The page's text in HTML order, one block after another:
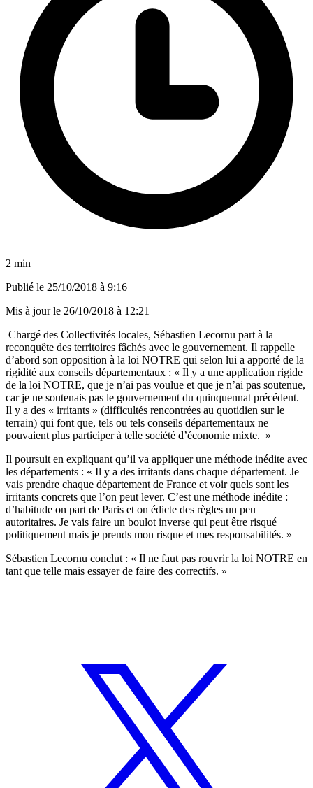
2 min
Publié le 25/10/2018 à 9:16
Mis à jour le 26/10/2018 à 12:21
Chargé des Collectivités locales, Sébastien Lecornu part à la
reconquête des territoires fâchés avec le gouvernement. Il rappelle
d’abord son opposition à la loi NOTRE qui selon lui a apporté de la
rigidité aux conseils départementaux : « Il y a une application rigide
de la loi NOTRE, que je n’ai pas voulue et que je n’ai pas soutenue,
car je ne soutenais pas le gouvernement du quinquennat précédent.
Il y a des « irritants » (difficultés rencontrées au quotidien sur le
terrain) qui font que, tels ou tels conseils départementaux ne
pouvaient plus participer à telle société d’économie mixte. »
Il poursuit en expliquant qu’il va appliquer une méthode inédite avec
les départements : « Il y a des irritants dans chaque département. Je
vais prendre chaque département de France et voir quels sont les
irritants concrets que l’on peut lever. C’est une méthode inédite :
d’habitude on part de Paris et on édicte des règles un peu
autoritaires. Je vais faire un boulot inverse qui peut être risqué
politiquement mais je prends mon risque et mes responsabilités. »
Sébastien Lecornu conclut : « Il ne faut pas rouvrir la loi NOTRE en
tant que telle mais essayer de faire des correctifs. »